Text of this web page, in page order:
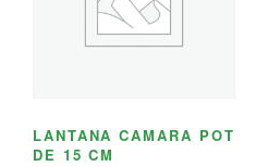
LANTANA CAMARA POT
DE 15 CM